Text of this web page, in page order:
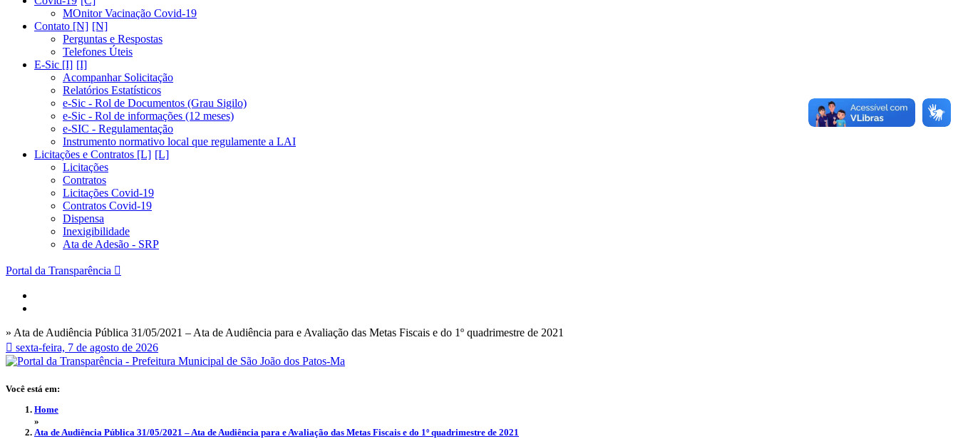
MOnitor Vacinação Covid-19
Contato [N]
Perguntas e Respostas
Telefones Úteis
E-Sic [I]
Acompanhar Solicitação
Relatórios Estatísticos
e-Sic - Rol de Documentos (Grau Sigilo)
e-Sic - Rol de informações (12 meses)
e-SIC - Regulamentação
Instrumento normativo local que regulamente a LAI
Licitações e Contratos [L]
Licitações
Contratos
Licitações Covid-19
Contratos Covid-19
Dispensa
Inexigibilidade
Ata de Adesão - SRP
Portal da Transparência
» Ata de Audiência Pública 31/05/2021 – Ata de Audiência para e Avaliação das Metas Fiscais e do 1º quadrimestre de 2021
sexta-feira, 7 de agosto de 2026
Você está em:
Home
»
Ata de Audiência Pública 31/05/2021 – Ata de Audiência para e Avaliação das Metas Fiscais e do 1º quadrimestre de 2021